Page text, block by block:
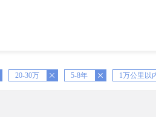
20-30万 5-8年
X 1万公里以
X